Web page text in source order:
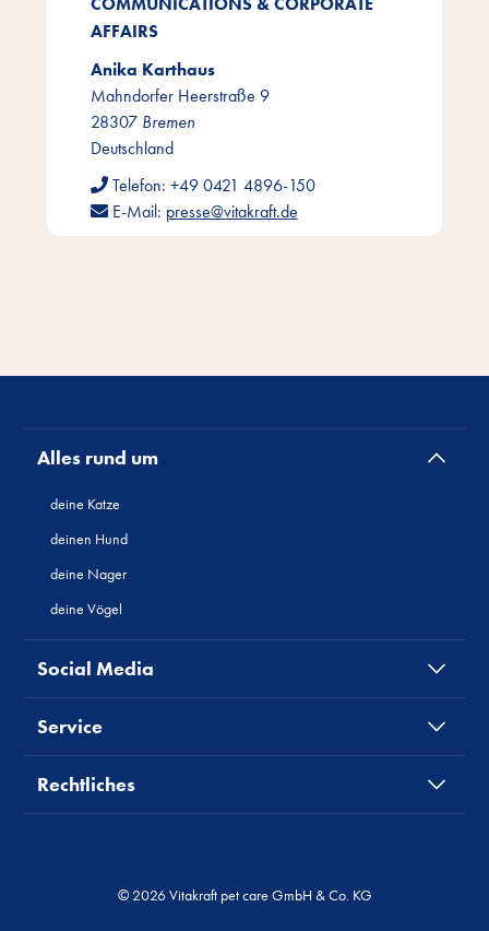
AFFAIRS
Anika Karthaus
Mahndorfer Heerstraße 9
28307 Bremen
Deutschland
Telefon: +49 0421 4896-150
E-Mail: presse@vitakraft.de
Alles rund um
deine Katze
deinen Hund
deine Nager
deine Vögel
Social Media
Service
Rechtliches
© 2026 Vitakraft pet care GmbH & Co. KG